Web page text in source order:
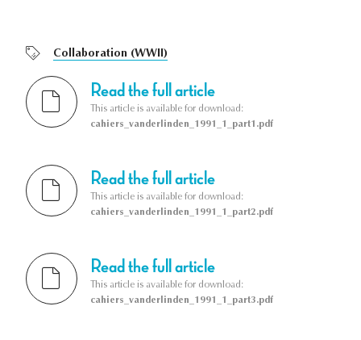
Collaboration (WWII)
Read the full article
This article is available for download:
cahiers_vanderlinden_1991_1_part1.pdf
Read the full article
This article is available for download:
cahiers_vanderlinden_1991_1_part2.pdf
Read the full article
This article is available for download:
cahiers_vanderlinden_1991_1_part3.pdf